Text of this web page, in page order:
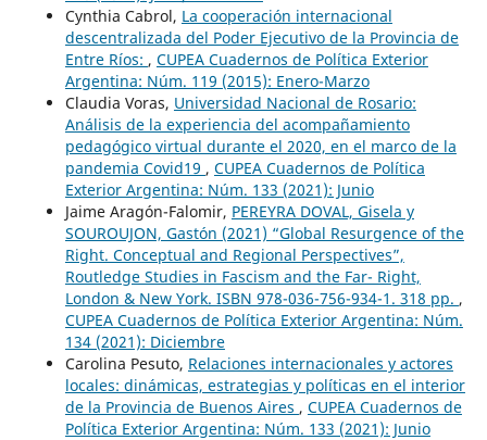
Cynthia Cabrol, La cooperación internacional
descentralizada del Poder Ejecutivo de la Provincia de
Entre Ríos: , CUPEA Cuadernos de Política Exterior
Argentina: Núm. 119 (2015): Enero-Marzo
Claudia Voras, Universidad Nacional de Rosario:
Análisis de la experiencia del acompañamiento
pedagógico virtual durante el 2020, en el marco de la
pandemia Covid19 , CUPEA Cuadernos de Política
Exterior Argentina: Núm. 133 (2021): Junio
Jaime Aragón-Falomir, PEREYRA DOVAL, Gisela y
SOUROUJON, Gastón (2021) “Global Resurgence of the
Right. Conceptual and Regional Perspectives”,
Routledge Studies in Fascism and the Far- Right,
London & New York. ISBN 978-036-756-934-1. 318 pp. ,
CUPEA Cuadernos de Política Exterior Argentina: Núm.
134 (2021): Diciembre
Carolina Pesuto, Relaciones internacionales y actores
locales: dinámicas, estrategias y políticas en el interior
de la Provincia de Buenos Aires , CUPEA Cuadernos de
Política Exterior Argentina: Núm. 133 (2021): Junio